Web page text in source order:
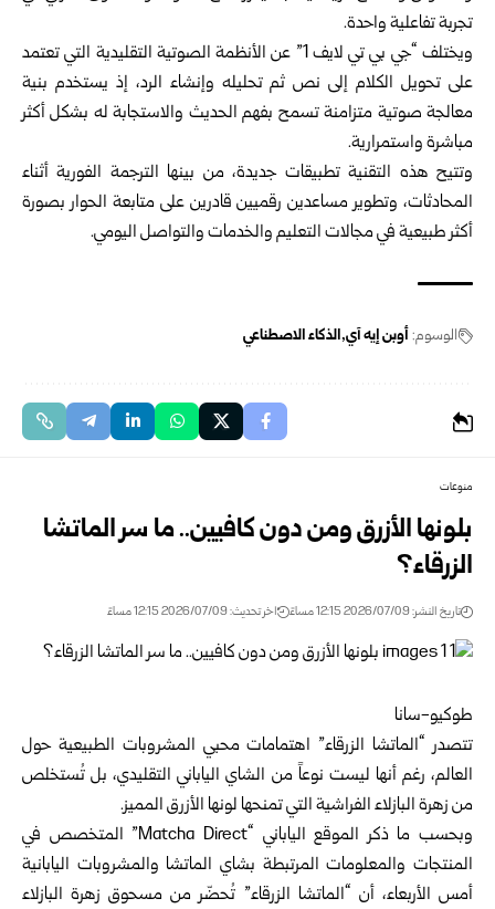
تجربة تفاعلية واحدة.
ويختلف “جي بي تي لايف 1” عن الأنظمة الصوتية التقليدية التي تعتمد
على تحويل الكلام إلى نص ثم تحليله وإنشاء الرد، إذ يستخدم بنية
معالجة صوتية متزامنة تسمح بفهم الحديث والاستجابة له بشكل أكثر
مباشرة واستمرارية.
وتتيح هذه التقنية تطبيقات جديدة، من بينها الترجمة الفورية أثناء
المحادثات، وتطوير مساعدين رقميين قادرين على متابعة الحوار بصورة
أكثر طبيعية في مجالات التعليم والخدمات والتواصل اليومي.
الوسوم: أوبن إيه آي الذكاء الاصطناعي
منوعات
بلونها الأزرق ومن دون كافيين.. ما سر الماتشا
الزرقاء؟
تاريخ النشر: 2026/07/09 12:15 مساءً اخر تحديث: 2026/07/09 12:15 مساءً
طوكيو-سانا
تتصدر “الماتشا الزرقاء” اهتمامات محبي المشروبات الطبيعية حول
العالم، رغم أنها ليست نوعاً من الشاي الياباني التقليدي، بل تُستخلص
من زهرة البازلاء الفراشية التي تمنحها لونها الأزرق المميز.
وبحسب ما ذكر الموقع الياباني “Matcha Direct” المتخصص في
المنتجات والمعلومات المرتبطة بشاي الماتشا والمشروبات اليابانية
أمس الأربعاء، أن “الماتشا الزرقاء” تُحضّر من مسحوق زهرة البازلاء